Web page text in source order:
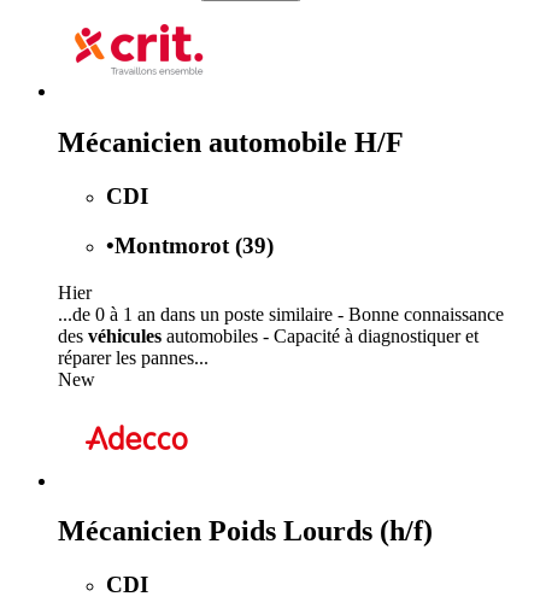
Mécanicien automobile H/F
CDI
•Montmorot (39)
Hier
...de 0 à 1 an dans un poste similaire - Bonne connaissance
des véhicules automobiles - Capacité à diagnostiquer et
réparer les pannes...
New
Mécanicien Poids Lourds (h/f)
CDI